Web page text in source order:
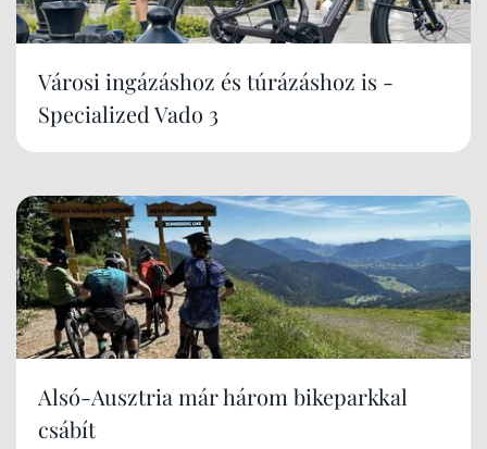
Városi ingázáshoz és túrázáshoz is -
Specialized Vado 3
Alsó-Ausztria már három bikeparkkal
csábít